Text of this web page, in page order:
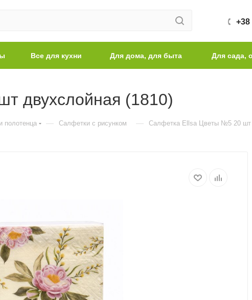
+38
Все для кухни Для дома, для быта Для сада,
двухслойная (1810)
полотенца — Салфетки с рисунком — Салфетка Ellsa Цветы №5 20 шт